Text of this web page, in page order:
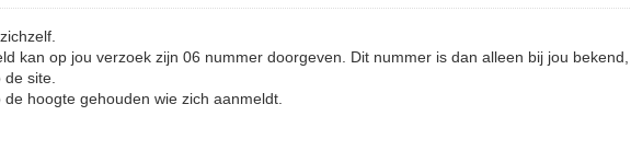
kan op jou verzoek zijn 06 nummer doorgeven. Dit nummer is dan alleen bij jou bekend,
site.
hoogte gehouden wie zich aanmeldt.